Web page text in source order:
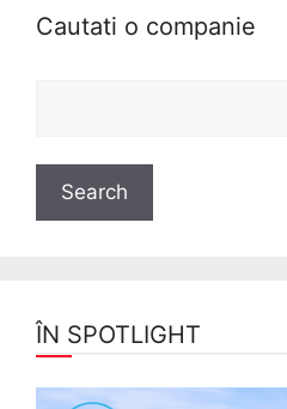
Cautati o companie
ÎN SPOTLIGHT